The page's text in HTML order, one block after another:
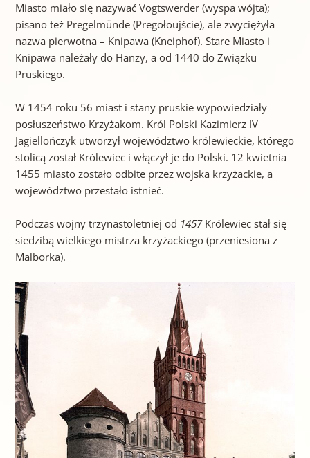
Miasto miało się nazywać Vogtswerder (wyspa wójta);
pisano też Pregelmünde (Pregołoujście), ale zwyciężyła
nazwa pierwotna – Knipawa (Kneiphof). Stare Miasto i
Knipawa należały do Hanzy, a od 1440 do Związku
Pruskiego.
W 1454 roku 56 miast i stany pruskie wypowiedziały
posłuszeństwo Krzyżakom. Król Polski Kazimierz IV
Jagiellończyk utworzył województwo królewieckie, którego
stolicą został Królewiec i włączył je do Polski. 12 kwietnia
1455 miasto zostało odbite przez wojska krzyżackie, a
województwo przestało istnieć.
Podczas wojny trzynastoletniej od 1457Królewiec stał się
siedzibą wielkiego mistrza krzyżackiego (przeniesiona z
Malborka).